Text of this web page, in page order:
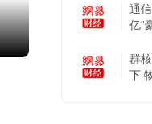
通
亿“
群
下